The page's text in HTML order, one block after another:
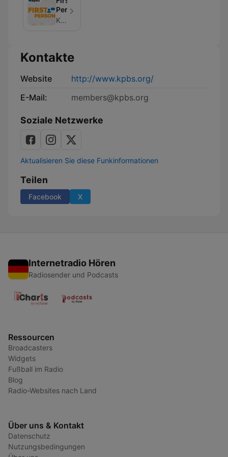
Person
KPBS
Kontakte
Website
http://www.kpbs.org/
E-Mail:
members@kpbs.org
Soziale Netzwerke
Aktualisieren Sie diese Funkinformationen
Teilen
Facebook X
Internetradio Hören
Radiosender und Podcasts
Ressourcen
Broadcasters
Widgets
Fußball im Radio
Blog
Radio-Websites nach Land
Über uns & Kontakt
Datenschutz
Nutzungsbedingungen